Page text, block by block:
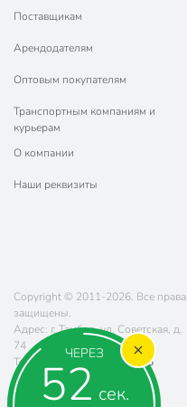
ЧЕРЕЗ
51 сек.
Поставщикам
Арендодателям
Оптовым покупателям
Транспортным компаниям и
курьерам
О компании
Наши реквизиты
Copyright © 2011-2026. Все права
защищены.
Адрес: г. Тамбов, ул. Советская, д.
74
Телефон:
8 (800) 770-77-06
Почта:sales@poryadok.ru